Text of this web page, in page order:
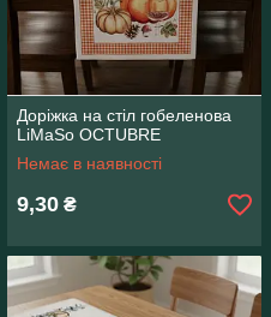
Доріжка на стіл гобеленова
LiMaSo OCTUBRE
Немає в наявності
9,30 ₴